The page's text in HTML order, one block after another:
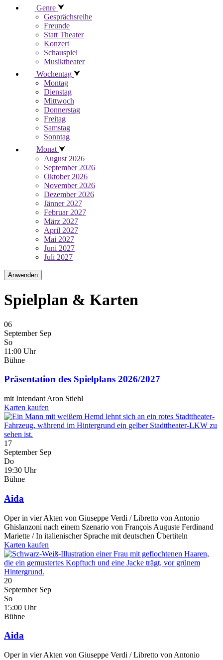
Genre
Gesprächsreihe
Freunde
Statt Theater
Konzert
Schauspiel
Musiktheater
Wochentag
Montag
Dienstag
Mittwoch
Donnerstag
Freitag
Samstag
Sonntag
Monat
August 2026
September 2026
Oktober 2026
November 2026
Dezember 2026
Jänner 2027
Februar 2027
März 2027
April 2027
Mai 2027
Juni 2027
Juli 2027
Anwenden
Spielplan & Karten
06
September Sep
So
11:00 Uhr
Bühne
Präsentation des Spielplans 2026/2027
mit Intendant Aron Stiehl
Karten kaufen
17
September Sep
Do
19:30 Uhr
Bühne
Aida
Oper in vier Akten von Giuseppe Verdi / Libretto von Antonio
Ghislanzoni nach einem Szenario von François Auguste Ferdinand
Mariette / In italienischer Sprache mit deutschen Übertiteln
Karten kaufen
20
September Sep
So
15:00 Uhr
Bühne
Aida
Oper in vier Akten von Giuseppe Verdi / Libretto von Antonio